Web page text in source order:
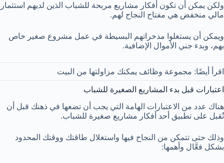
ولكن يمكن أن تكون أفكار مشاريع مربحة للشباب الذين لديهم استثمار
مالي منخفض هي مفتاح النجاح لهم.
ويمكن أن يستغلوا مدخراتهم البسيطة في عمل مشروع صغير خاص
بهم، وبدء جني الأموال الإضافية.
اقرأ أيضًا: مجموعة وظائف يمكنك مزاولتها من البيت
اعتبارات قبل بدء المشاريع الصغيرة للشباب
هناك عدد من الاعتبارات الهامة التي يجب أن تضعها في ذهنك قبل أن
تُقبل على تطبيق أحد أفكار مشاريع صغيرة للشباب.
وذلك حتى تتمكن من النجاح فيها واستغلال طاقتك ووقتك المحدود
بشكل فعَّال وأهمها: